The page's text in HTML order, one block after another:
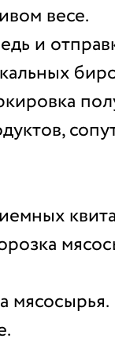
весе.
и
мясосырья.